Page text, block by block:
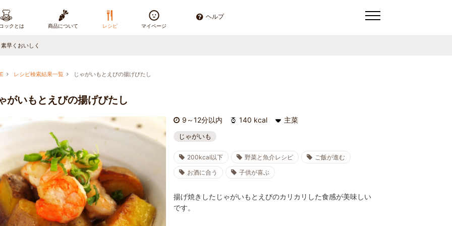
ヘルプ
ックとは 商品について レシピ マイページ
早くおいしく
レシピ検索結果一覧 じゃがいもとえびの揚げびたし
がいもとえびの揚げびたし
9～12分以内 140 kcal 主菜
じゃがいも
200kcal以下 野菜と魚介レシピ
ご飯が進む
お酒に合う
子供が喜ぶ
揚げ焼きしたじゃがいもとえびのカリカリした食感が美味しい
です。